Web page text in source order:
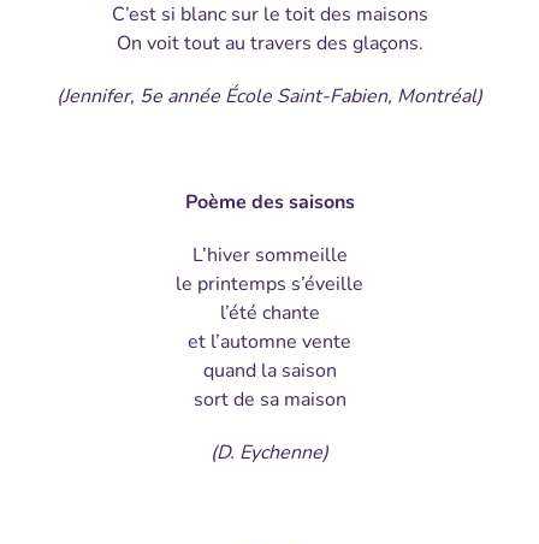
C’est si blanc sur le toit des maisons
On voit tout au travers des glaçons.
(Jennifer, 5e année École Saint-Fabien, Montréal)
Poème des saisons
L’hiver sommeille
le printemps s’éveille
l’été chante
et l’automne vente
quand la saison
sort de sa maison
(D. Eychenne)